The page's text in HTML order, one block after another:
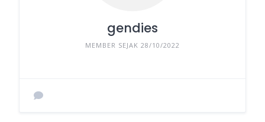
gendies
MEMBER SEJAK 28/10/2022